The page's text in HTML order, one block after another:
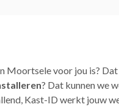
Moortsele voor jou is?
? Dat kunnen we
Kast-ID werkt jouw